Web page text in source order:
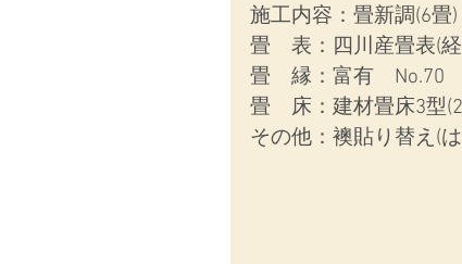
施工内容： 畳新調(6畳)
畳　表：四川産畳表(
畳　縁：富有　No.70
畳　床：建材畳床3型
その他：襖貼り替え(